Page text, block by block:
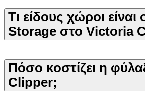
Τι είδους χώροι
Storage στο Victoria
Πόσο κοστίζει η
Clipper;